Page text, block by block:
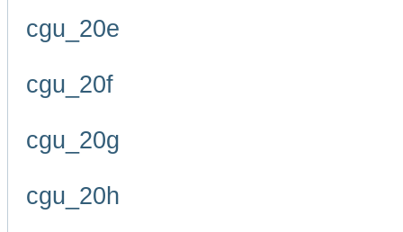
cgu_20e
cgu_20f
cgu_20g
cgu_20h